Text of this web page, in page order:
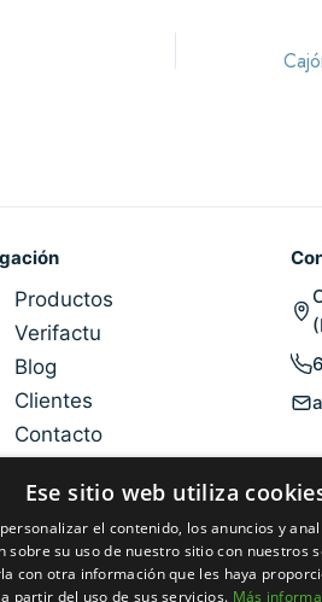
Productos
Verifactu
Blog
Clientes
Contacto
Ese sitio web utiliza
el contenido, los anuncios y
su uso de nuestro sitio con nuestros
con otra información que les haya
a partir del uso de sus servicios. Más